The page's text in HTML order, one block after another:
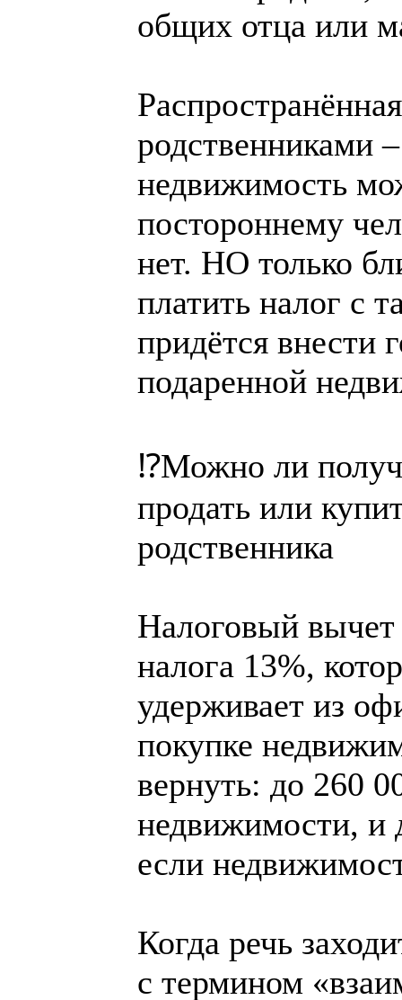
общих отца или
недвижимость
постороннему
нет. НО только
платить налог с
придётся внести
подаренной
⁉️Можно ли
продать или
родственника
Налоговый вычет
налога 13%,
удерживает из
покупке
вернуть: до 260
недвижимости, и
если
Когда речь
с термином